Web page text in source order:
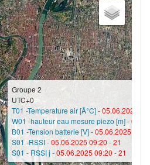
Groupe 2
UTC+0
T01 -Temperature air [Â°C] -05.06.2025
W01 -hauteur eau mesure piezo [m] -
B01 -Tension batterie [V] -05.06.2025
S01 -RSSI -05.06.2025 09:20 -21
S01 - RSSI j -05.06.2025 09:20 -21